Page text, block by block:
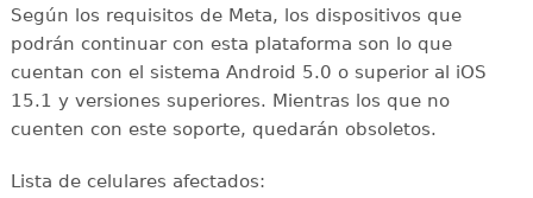
Según los requisitos de Meta, los dispositivos que
podrán continuar con esta plataforma son lo que
cuentan con el sistema Android 5.0 o superior al iOS
15.1 y versiones superiores. Mientras los que no
cuenten con este soporte, quedarán obsoletos.
Lista de celulares afectados: